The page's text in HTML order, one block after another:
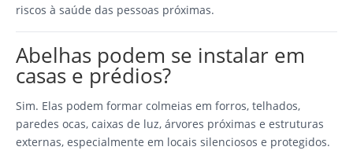
riscos à saúde das pessoas próximas.
Abelhas podem se instalar em
casas e prédios?
Sim. Elas podem formar colmeias em forros, telhados,
paredes ocas, caixas de luz, árvores próximas e estruturas
externas, especialmente em locais silenciosos e protegidos.